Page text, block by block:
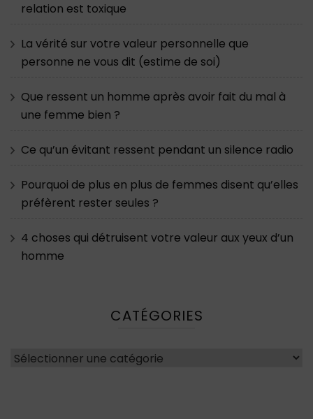
relation est toxique
La vérité sur votre valeur personnelle que
personne ne vous dit (estime de soi)
Que ressent un homme après avoir fait du mal à
une femme bien ?
Ce qu’un évitant ressent pendant un silence radio
Pourquoi de plus en plus de femmes disent qu’elles
préfèrent rester seules ?
4 choses qui détruisent votre valeur aux yeux d’un
homme
CATÉGORIES
Catégories